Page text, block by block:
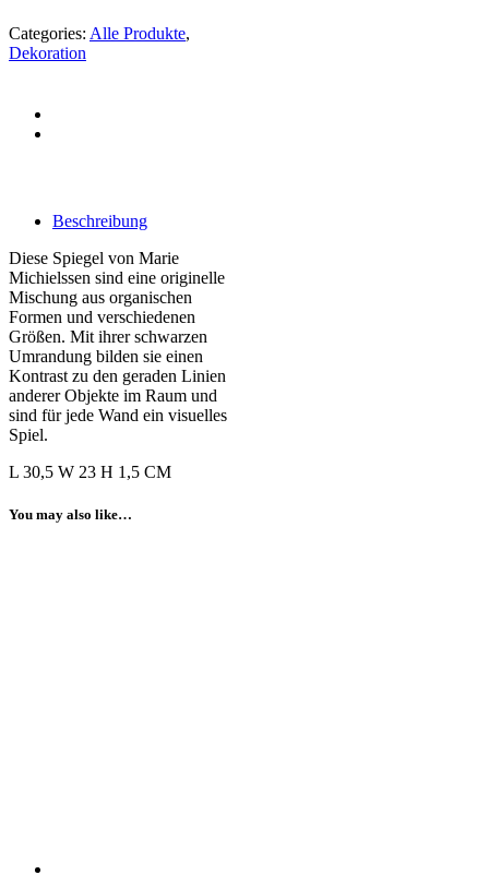
Categories: Alle Produkte,
Dekoration
Beschreibung
Diese Spiegel von Marie
Michielssen sind eine originelle
Mischung aus organischen
Formen und verschiedenen
Größen. Mit ihrer schwarzen
Umrandung bilden sie einen
Kontrast zu den geraden Linien
anderer Objekte im Raum und
sind für jede Wand ein visuelles
Spiel.
L 30,5 W 23 H 1,5 CM
You may also like…